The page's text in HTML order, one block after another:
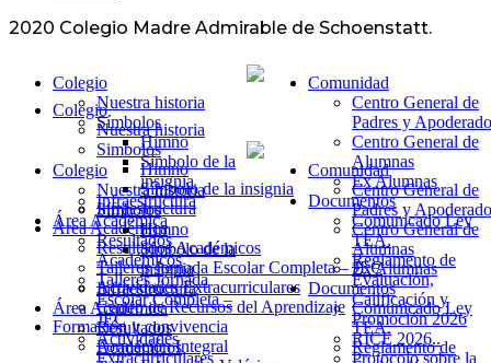
2020 Colegio Madre Admirable de Schoenstatt.
Colegio
Nuestra historia
Símbolos
Himno
Símbolo de la
insignia
Infraestructura
Área Académica
Resultados
Académicos
Comunidad
Centro General de
Padres y
Centro General de
Alumnas
Ex Alumnas
Documentos
Comunicado Ley
TEA.
Reglamento de
Colegio
Nuestra historia
Símbolos
Himno
Símbolo de la
insignia
Infraestructura
Área Académica
Resultados
Académicos
Talleres Jornada
Escolar Completa –
JEC
Actividades
Extracurriculares
Comunidad
Centro General de
Padres y
Centro General de
Alumnas
Ex Alumnas
Documentos
Comunicado Ley
TEA.
Reglamento de
Evaluación,
Calificación y
Promoción 2026
RICE 2026..
Protocolo sobre la
Colegio
Nuestra historia
Simbolos
Himno
Símbolo de la insignia
Infraestructura
Área Académica
Resultados Académicos
Talleres Jornada Escolar Completa – JEC
Actividades Extracurriculares
Centro de Recursos del Aprendizaje
Formación y convivencia
Formación Integral